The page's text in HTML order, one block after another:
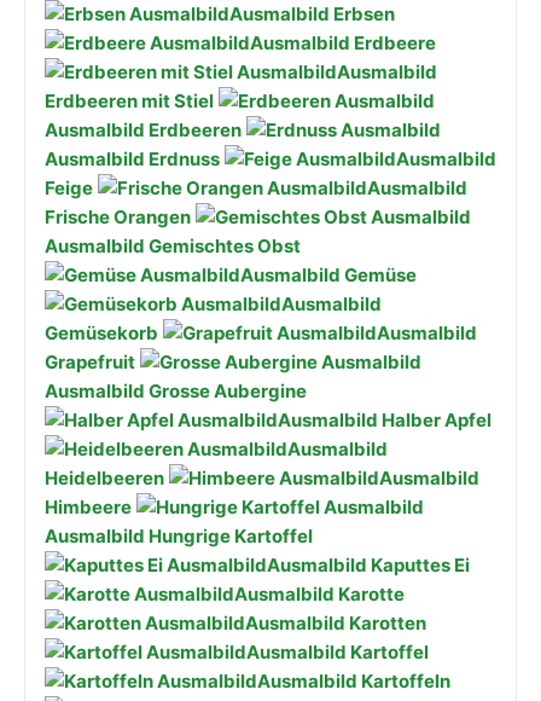
Ausmalbild Erbsen
Ausmalbild Erdbeere
Ausmalbild
Erdbeeren mit Stiel
Ausmalbild Erdbeeren
Ausmalbild Erdnuss
Ausmalbild
Feige
Ausmalbild
Frische Orangen
Ausmalbild Gemischtes Obst
Ausmalbild Gemüse
Ausmalbild
Gemüsekorb
Ausmalbild
Grapefruit
Ausmalbild Grosse Aubergine
Ausmalbild Halber Apfel
Ausmalbild
Heidelbeeren
Ausmalbild
Himbeere
Ausmalbild Hungrige Kartoffel
Ausmalbild Kaputtes Ei
Ausmalbild Karotte
Ausmalbild Karotten
Ausmalbild Kartoffel
Ausmalbild Kartoffeln